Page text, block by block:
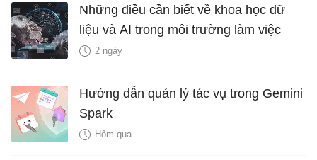
Những điều cần biết về khoa học dữ
liệu và AI trong môi trường làm việc
2 ngày
Hướng dẫn quản lý tác vụ trong Gemini
Spark
Hôm qua